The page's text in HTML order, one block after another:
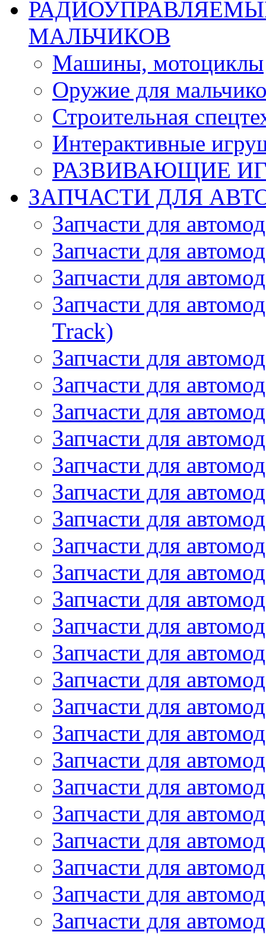
МАЛЬЧИКОВ
Машины, мотоциклы
Оружие для
Строительная
Интерактивные
РАЗВИВАЮЩИЕ
ЗАПЧАСТИ ДЛЯ
Запчасти для
Запчасти для
Запчасти для
Запчасти для
Track)
Запчасти для
Запчасти для
Запчасти для
Запчасти для
Запчасти для
Запчасти для
Запчасти для
Запчасти для
Запчасти для
Запчасти для
Запчасти для
Запчасти для
Запчасти для
Запчасти для
Запчасти для
Запчасти для
Запчасти для
Запчасти для
Запчасти для
Запчасти для
Запчасти для
Запчасти для